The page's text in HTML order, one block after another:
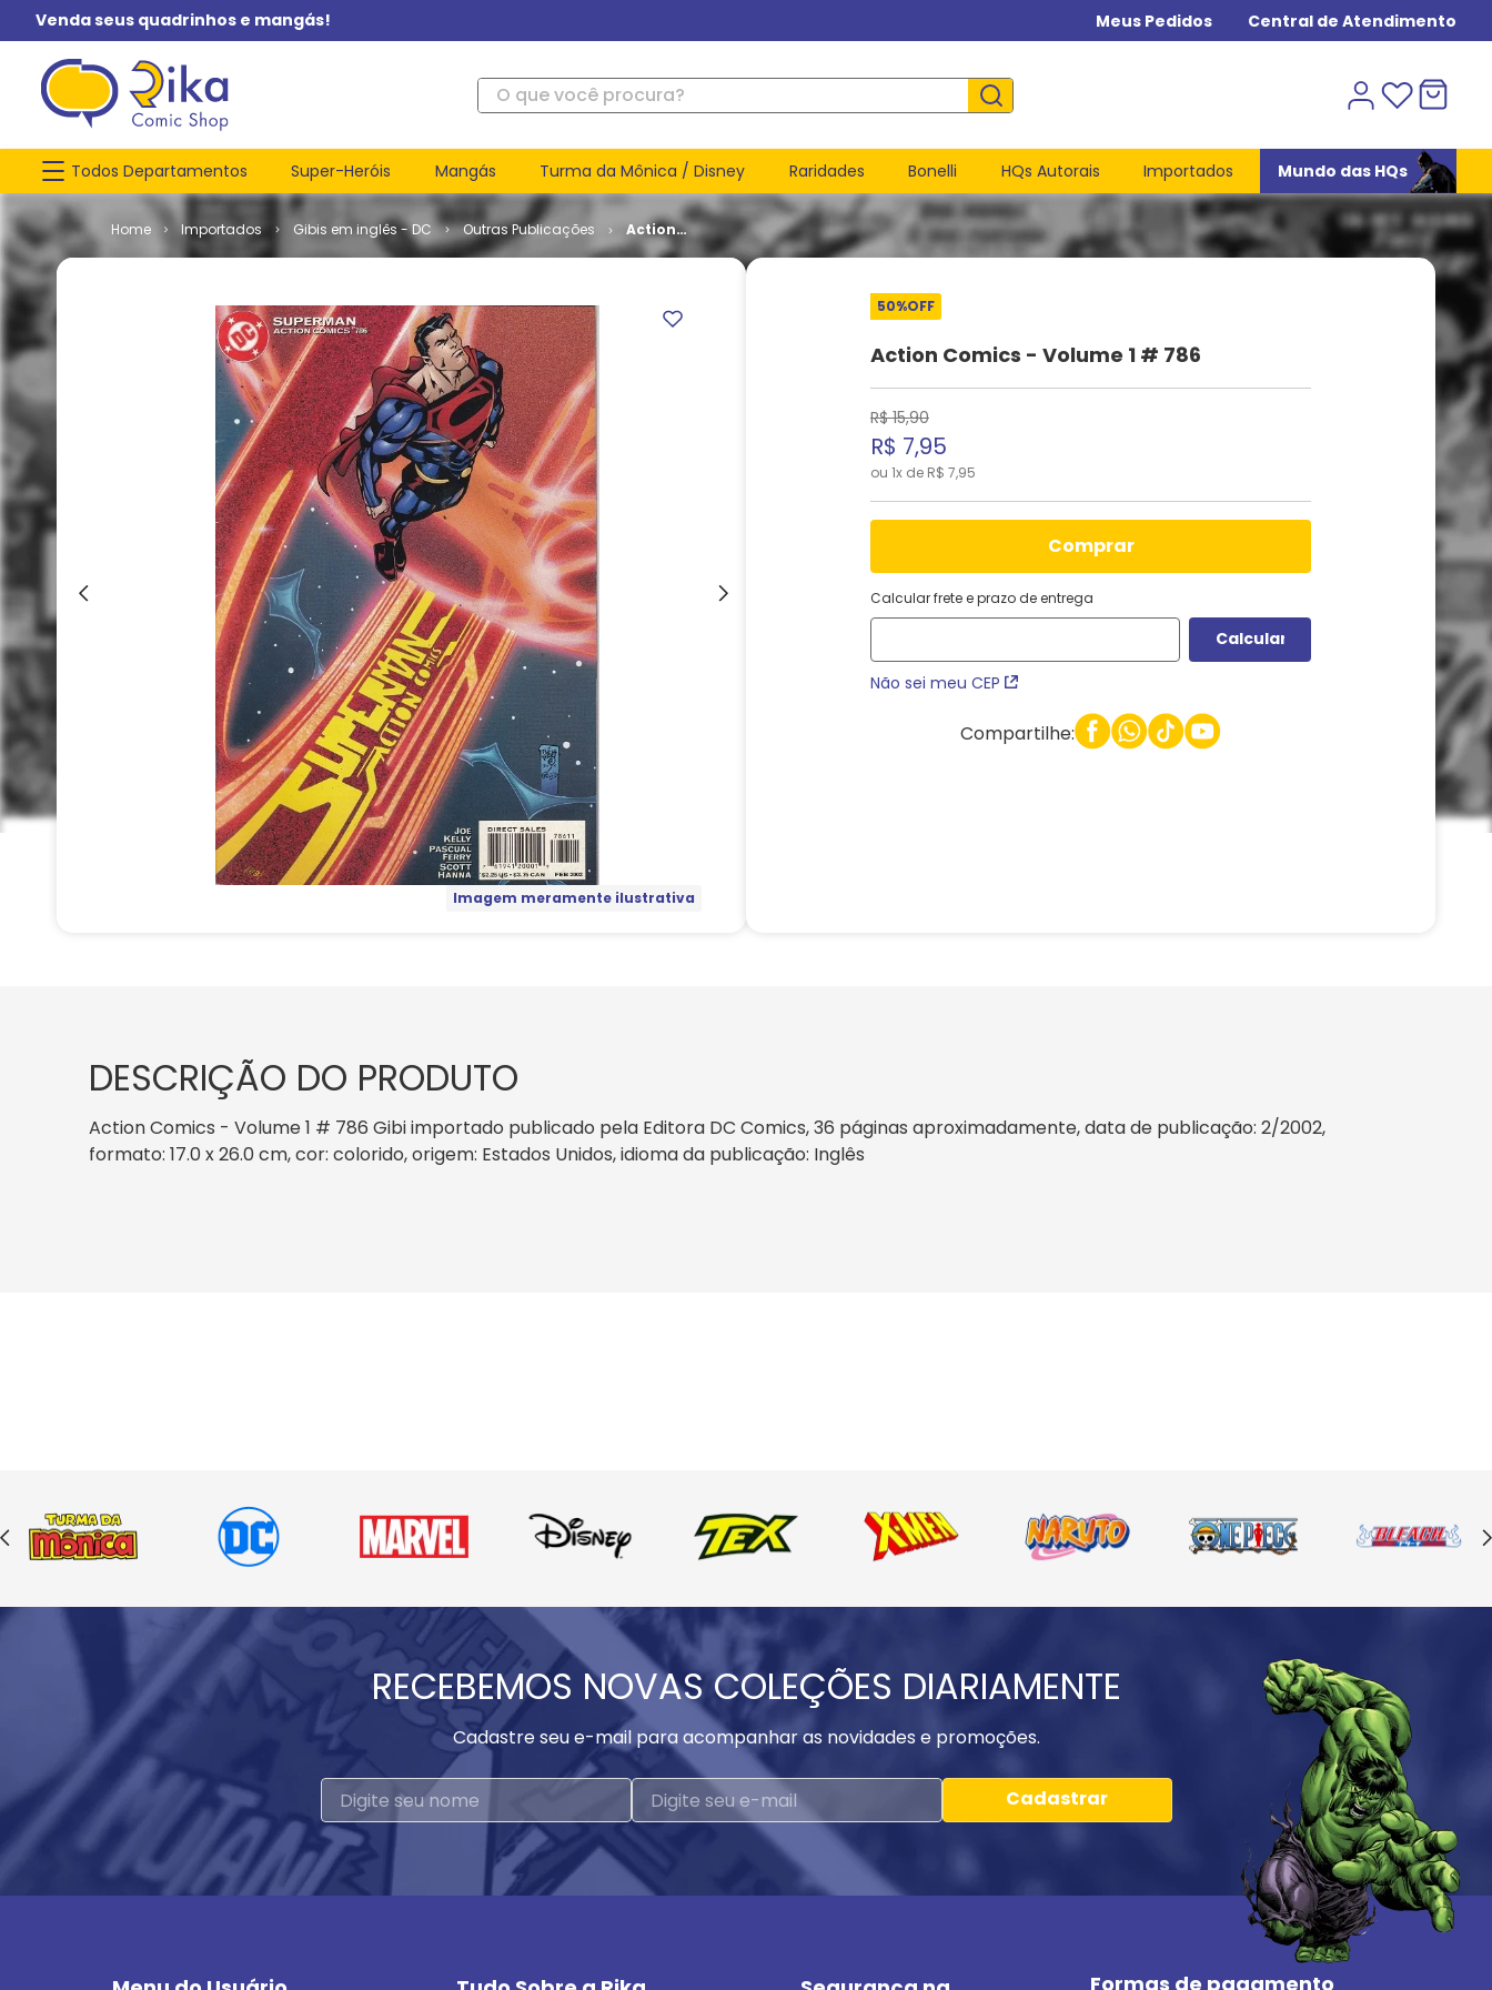
Venda seus quadrinhos e mangás! Meus Pedidos Central de Atendimento
O que você procura?
Todos Departamentos Super-Heróis Mangás Turma da Mônica / Disney Raridades Bonelli HQs Autorais Importados Mundo das HQs
Importados Gibis em inglês - DC Outras Publicações
Action
Comics -
Imagem meramente ilustrativa
50%OFF
Action Comics - Volume 1 # 786
R$ 15,90
R$ 7,95
ou 1x de R$ 7,95
comprar
Calcular frete e prazo de entrega
Não sei meu CEP
Compartilhe:
DESCRIÇÃO DO PRODUTO
Action Comics - Volume 1 # 786 Gibi importado publicado pela Editora DC Comics, 36 páginas aproximadamente, data de publicação: 2/2002,
formato: 17.0 x 26.0 cm, cor: colorido, origem: Estados Unidos, idioma da publicação: Inglês
RECEBEMOS NOVAS COLEÇÕES DIARIAMENTE
Cadastre seu e-mail para acompanhar as novidades e promoções.
Cadastrar
Formas de pagamento